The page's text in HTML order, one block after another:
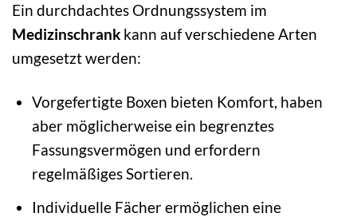
Ein durchdachtes Ordnungssystem im
Medizinschrank kann auf verschiedene Arten
umgesetzt werden:
Vorgefertigte Boxen bieten Komfort, haben
aber möglicherweise ein begrenztes
Fassungsvermögen und erfordern
regelmäßiges Sortieren.
Individuelle Fächer ermöglichen eine